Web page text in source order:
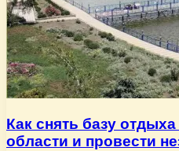
Как снять базу
области и провести